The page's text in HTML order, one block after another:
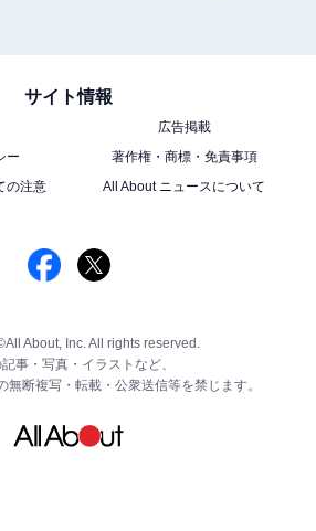
サイト情報
広告掲載
ー
著作権・商標・免責事項
の注意
All About ニュースについて
About, Inc. All rights reserved.
事・写真・イラストなど、
無断複写・転載・公衆送信等を禁じます。